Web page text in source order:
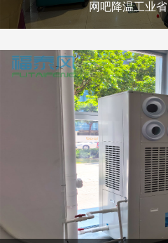
网吧降温工业